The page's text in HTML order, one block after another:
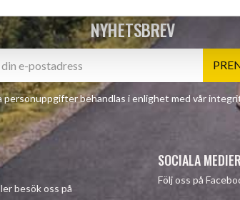
NYHETSBREV
personuppgifter behandlas i enlighet med vår
besök oss på
SOCIALA MEDIER
Följ oss på